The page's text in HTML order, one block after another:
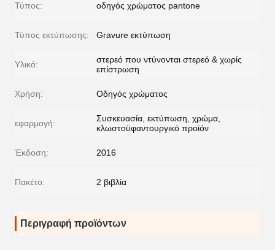
Τύπος: οδηγός χρώματος pantone
Τύπος εκτύπωσης: Gravure εκτύπωση
Υλικό:
στερεό που ντύνονται στερεό & χωρίς
επίστρωση
Χρήση: Οδηγός χρώματος
εφαρμογή:
Συσκευασία, εκτύπωση, χρώμα,
κλωστοϋφαντουργικό προϊόν
Έκδοση: 2016
Πακέτο: 2 βιβλία
Περιγραφή προϊόντων